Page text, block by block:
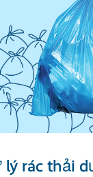
lý rác thải